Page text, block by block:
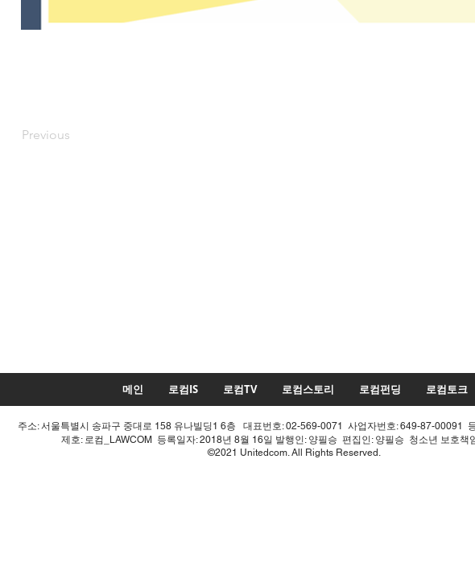
Previous
메인 로컴IS 로컴TV 로컴스토리 로컴펀딩 로컴토크
주소: 서울특별시 송파구 중대로 158 유나빌딩1 6층 대표번호: 02-569-0071 사업자번호: 649-87-00091
제호: 로컴_LAWCOM 등록일자: 2018년 8월 16일 발행인: 양필승 편집인: 양필승 청소년 보호
©2021 Unitedcom. All Rights Reserved.